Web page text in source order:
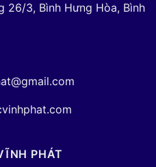
26/3, Bình Hưng Hòa, Bình
PHÁT